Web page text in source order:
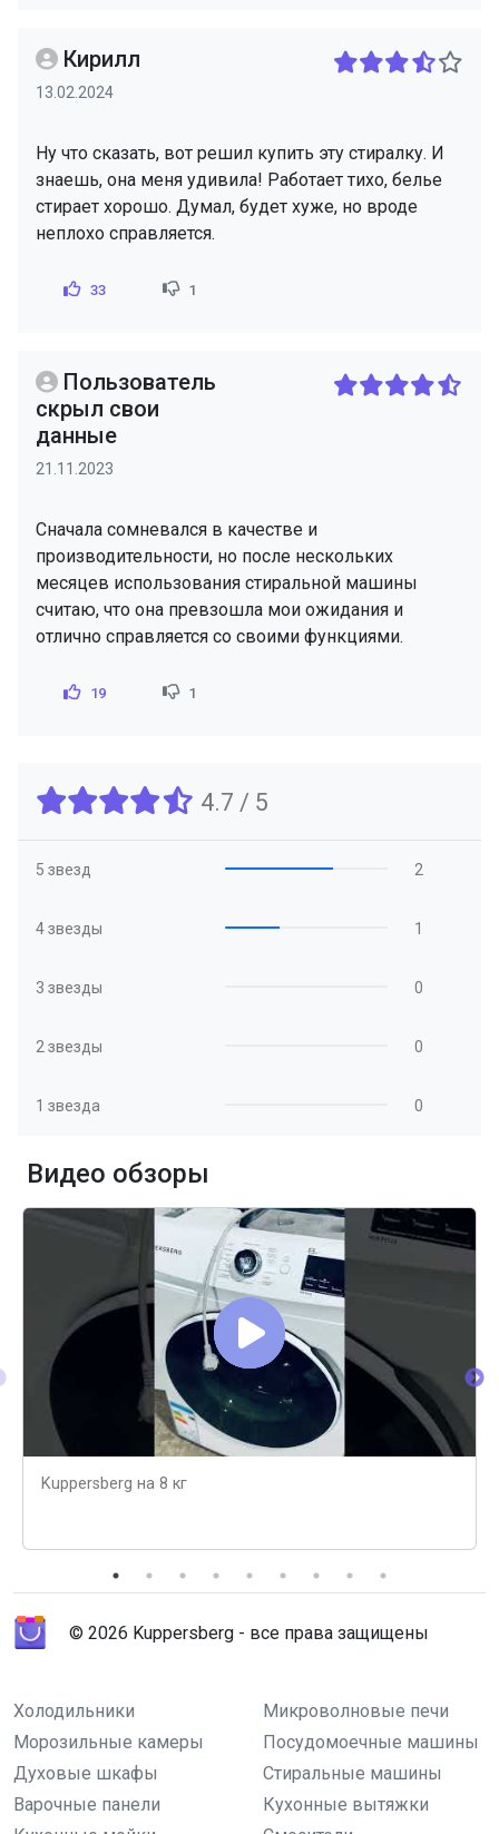
Кирилл
13.02.2024
Ну что сказать, вот решил купить эту стиралку. И
знаешь, она меня удивила! Работает тихо, белье
стирает хорошо. Думал, будет хуже, но вроде
неплохо справляется.
33 1
Пользователь
скрыл свои
данные
21.11.2023
Сначала сомневался в качестве и
производительности, но после нескольких
месяцев использования стиральной машины
считаю, что она превзошла мои ожидания и
отлично справляется со своими функциями.
19 1
4.7 / 5
5 звезд 2
4 звезды 1
3 звезды 0
2 звезды 0
1 звезда 0
Видео обзоры
Kuppersberg на 8 кг
© 2026 Kuppersberg - все права защищены
Холодильники
Микроволновые печи
Морозильные камеры
Посудомоечные машины
Духовые шкафы
Стиральные машины
Варочные панели
Кухонные вытяжки